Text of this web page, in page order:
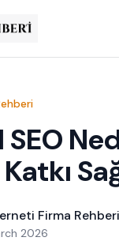
SEO
Katkı
Firma Rehberi
2026